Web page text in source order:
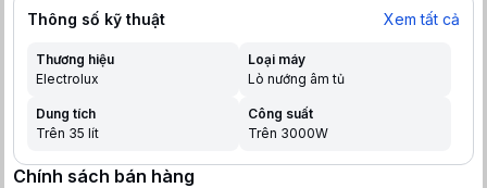
Thông số kỹ thuật Xem tất cả
Thương hiệu
Electrolux
Loại máy
Lò nướng âm tủ
Dung tích
Trên 35 lít
Công suất
Trên 3000W
Chính sách bán hàng